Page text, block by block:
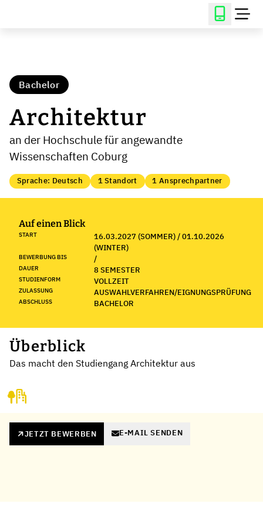
Bachelor
Architektur
an der Hochschule für angewandte
Wissenschaften Coburg
Sprache: Deutsch 1 Standort 1 Ansprechpartner
Auf einen Blick
START
16.03.2027 (SOMMER) / 01.10.2026
(WINTER)
BEWERBUNG BIS /
DAUER 8 SEMESTER
STUDIENFORM VOLLZEIT
ZULASSUNG AUSWAHLVERFAHREN/EIGNUNGSPRÜFUNG
ABSCHLUSS BACHELOR
Überblick
Das macht den Studiengang Architektur aus
JETZT BEWERBEN E-MAIL SENDEN